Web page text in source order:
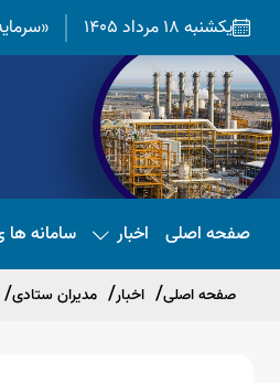
یکشنبه 18 مرداد 1405
صفحه اصلی اخبار سامانه ها
صفحه اصلی اخبار مدیران ستادی